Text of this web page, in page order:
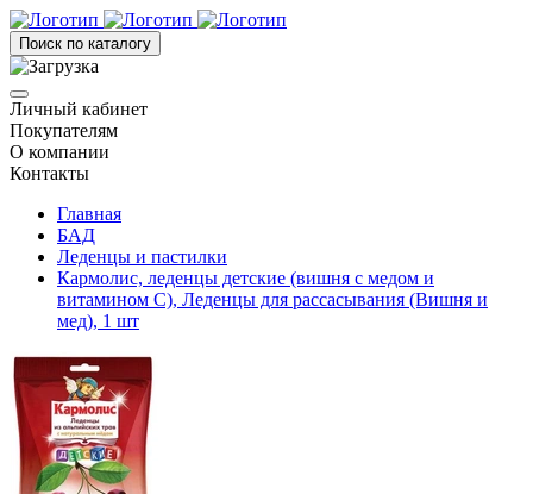
Поиск по каталогу
Личный кабинет
Покупателям
О компании
Контакты
Главная
БАД
Леденцы и пастилки
Кармолис, леденцы детские (вишня с медом и
витамином C), Леденцы для рассасывания (Вишня и
мед), 1 шт